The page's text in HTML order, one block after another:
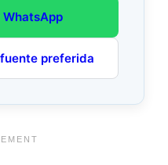
preferida